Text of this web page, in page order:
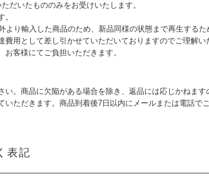
いたもののみをお受けいたします。
り輸入した商品のため、新品同様の状態まで再生するた
費用として差し引かせていただいておりますのでご理解い
客様にてご負担いただきます。
。商品に欠陥がある場合を除き、返品には応じかねます
いただきます。商品到着後7日以内にメールまたは電話で
表記